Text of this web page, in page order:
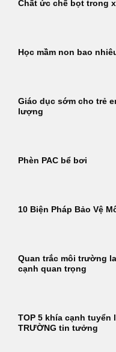
Chất ức chế bọt trong
Học mầm non bao
Giáo dục sớm cho trẻ
lượng
Phèn PAC bể bơi
10 Biện Pháp Bảo Vệ
Quan trắc môi trường
cạnh quan trọng
TOP 5 khía cạnh tuyển
TRƯỜNG tin tưởng